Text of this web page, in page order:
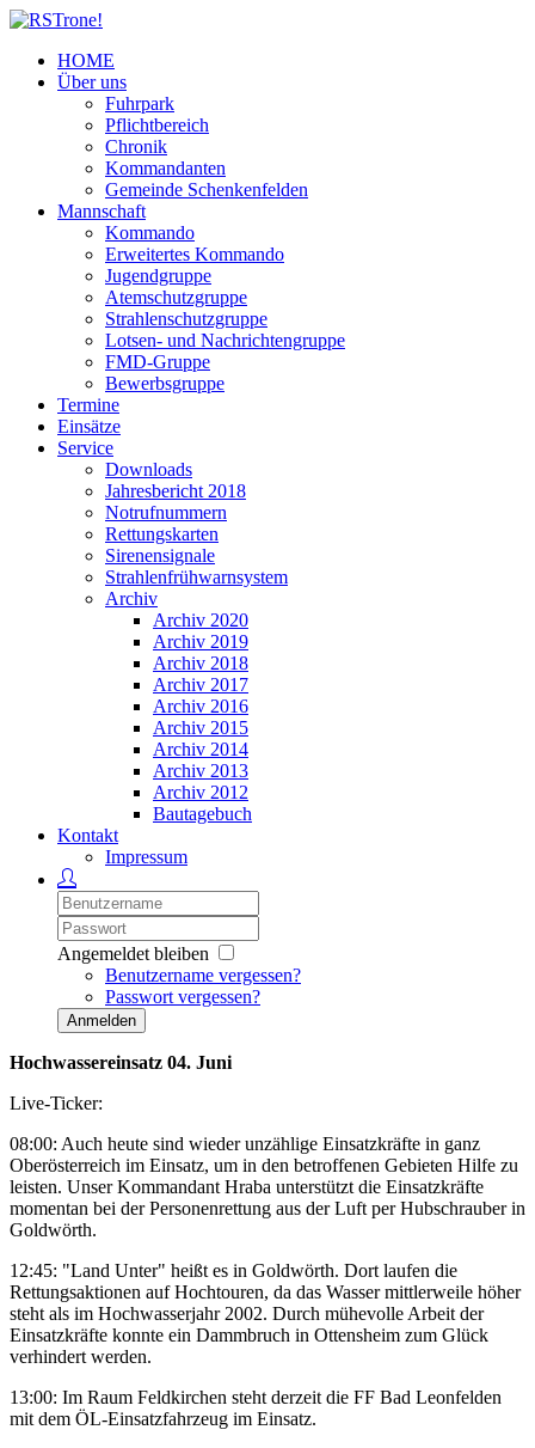
HOME
Über uns
Fuhrpark
Pflichtbereich
Chronik
Kommandanten
Gemeinde Schenkenfelden
Mannschaft
Kommando
Erweitertes Kommando
Jugendgruppe
Atemschutzgruppe
Strahlenschutzgruppe
Lotsen- und Nachrichtengruppe
FMD-Gruppe
Bewerbsgruppe
Termine
Einsätze
Service
Downloads
Jahresbericht 2018
Notrufnummern
Rettungskarten
Sirenensignale
Strahlenfrühwarnsystem
Archiv
Archiv 2020
Archiv 2019
Archiv 2018
Archiv 2017
Archiv 2016
Archiv 2015
Archiv 2014
Archiv 2013
Archiv 2012
Bautagebuch
Kontakt
Impressum
Angemeldet bleiben
Benutzername vergessen?
Passwort vergessen?
Anmelden
Hochwassereinsatz 04. Juni
Live-Ticker:
08:00: Auch heute sind wieder unzählige Einsatzkräfte in ganz
Oberösterreich im Einsatz, um in den betroffenen Gebieten Hilfe zu
leisten. Unser Kommandant Hraba unterstützt die Einsatzkräfte
momentan bei der Personenrettung aus der Luft per Hubschrauber in
Goldwörth.
12:45: "Land Unter" heißt es in Goldwörth. Dort laufen die
Rettungsaktionen auf Hochtouren, da das Wasser mittlerweile höher
steht als im Hochwasserjahr 2002. Durch mühevolle Arbeit der
Einsatzkräfte konnte ein Dammbruch in Ottensheim zum Glück
verhindert werden.
13:00: Im Raum Feldkirchen steht derzeit die FF Bad Leonfelden
mit dem ÖL-Einsatzfahrzeug im Einsatz.